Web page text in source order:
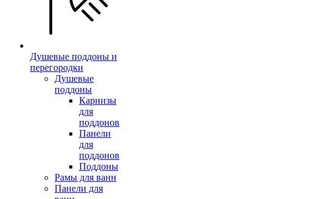
Душевые поддоны и
перегородки
Душевые
поддоны
Карнизы
для
поддонов
Панели
для
поддонов
Поддоны
Рамы для ванн
Панели для